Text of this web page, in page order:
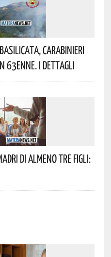
Carabinieri
63enne. I Dettagli
Di Almeno Tre Figli: